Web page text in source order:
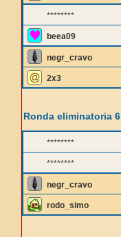
********
beea09
negr_cravo
2x3
Ronda eliminatoria 6
********
********
negr_cravo
rodo_simo